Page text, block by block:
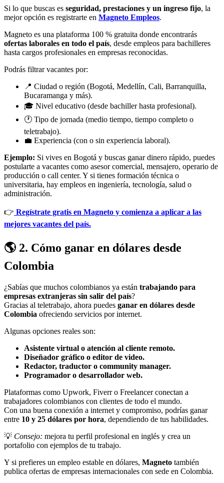
Si lo que buscas es seguridad, prestaciones y un ingreso fijo, la
mejor opción es registrarte en Magneto Empleos.
Magneto es una plataforma 100 % gratuita donde encontrarás
ofertas laborales en todo el país, desde empleos para bachilleres
hasta cargos profesionales en empresas reconocidas.
Podrás filtrar vacantes por:
📍 Ciudad o región (Bogotá, Medellín, Cali, Barranquilla,
Bucaramanga y más).
🎓 Nivel educativo (desde bachiller hasta profesional).
🕐 Tipo de jornada (medio tiempo, tiempo completo o
teletrabajo).
💼 Experiencia (con o sin experiencia laboral).
Ejemplo: Si vives en Bogotá y buscas ganar dinero rápido, puedes
postularte a vacantes como asesor comercial, mensajero, operario de
producción o call center. Y si tienes formación técnica o
universitaria, hay empleos en ingeniería, tecnología, salud o
administración.
👉 Regístrate gratis en Magneto y comienza a aplicar a las
mejores vacantes del país.
🌎 2. Cómo ganar en dólares desde
Colombia
¿Sabías que muchos colombianos ya están trabajando para
empresas extranjeras sin salir del país?
Gracias al teletrabajo, ahora puedes ganar en dólares desde
Colombia ofreciendo servicios por internet.
Algunas opciones reales son:
Asistente virtual o atención al cliente remoto.
Diseñador gráfico o editor de video.
Redactor, traductor o community manager.
Programador o desarrollador web.
Plataformas como Upwork, Fiverr o Freelancer conectan a
trabajadores colombianos con clientes de todo el mundo.
Con una buena conexión a internet y compromiso, podrías ganar
entre 10 y 25 dólares por hora, dependiendo de tus habilidades.
💡 Consejo: mejora tu perfil profesional en inglés y crea un
portafolio con ejemplos de tu trabajo.
Y si prefieres un empleo estable en dólares, Magneto también
publica ofertas de empresas internacionales con sede en Colombia.